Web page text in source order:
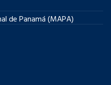
de Panamá (MAPA)